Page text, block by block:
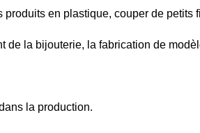
en plastique, couper de petits
de la bijouterie, la fabrication de
la production.